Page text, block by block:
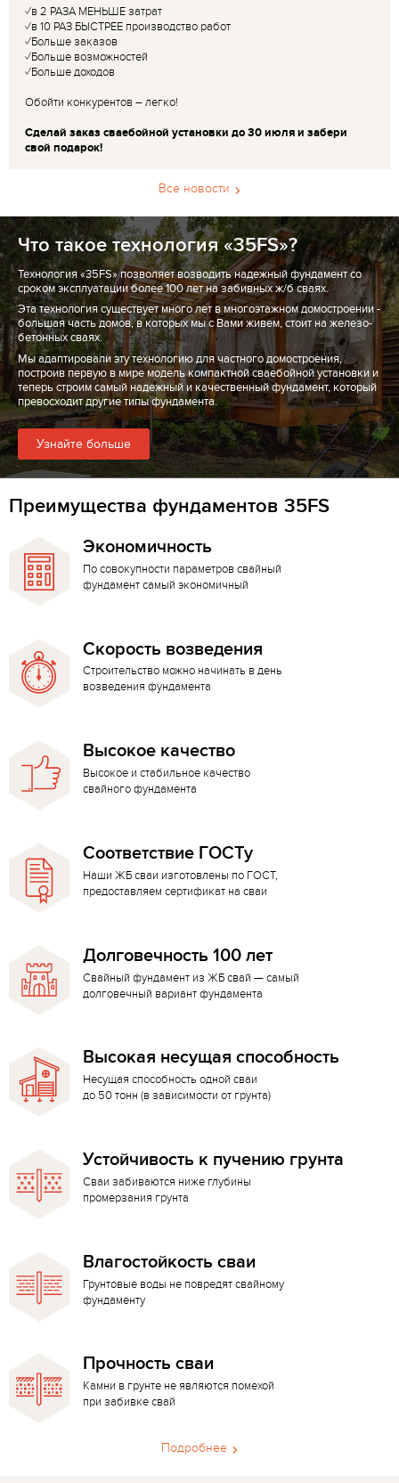
✓в 2 РАЗА МЕНЬШЕ затрат
✓в 10 РАЗ БЫСТРЕЕ производство работ
✓Больше заказов
✓Больше возможностей
✓Больше доходов
Обойти конкурентов – легко!
Сделай заказ сваебойной установки до 30 июля и забери
свой подарок!
Все новости
Что такое технология «35FS»?
Технология «35FS» позволяет возводить надежный фундамент со
сроком эксплуатации более 100 лет на забивных ж/б сваях.
Эта технология существует много лет в многоэтажном домостроении -
большая часть домов, в которых мы с Вами живем, стоит на железо-
бетонных сваях.
Мы адаптировали эту технологию для частного домостроения,
построив первую в мире модель компактной сваебойной установки и
теперь строим самый надежный и качественный фундамент, который
превосходит другие типы фундамента.
Узнайте больше
Преимущества фундаментов 35FS
Экономичность
По совокупности параметров свайный
фундамент самый экономичный
Скорость возведения
Строительство можно начинать в день
возведения фундамента
Высокое качество
Высокое и стабильное качество
свайного фундамента
Соответствие ГОСТу
Наши ЖБ сваи изготовлены по ГОСТ,
предоставляем сертификат на сваи
Долговечность 100 лет
Свайный фундамент из ЖБ свай — самый
долговечный вариант фундамента
Высокая несущая способность
Несущая способность одной сваи
до 50 тонн (в зависимости от грунта)
Устойчивость к пучению грунта
Сваи забиваются ниже глубины
промерзания грунта
Влагостойкость сваи
Грунтовые воды не повредят свайному
фундаменту
Прочность сваи
Камни в грунте не являются помехой
при забивке свай
Подробнее